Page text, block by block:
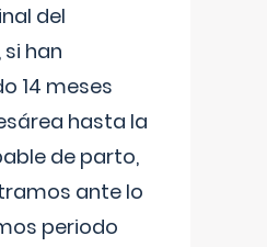
del
han
14 meses
hasta la
de parto,
ante lo
periodo